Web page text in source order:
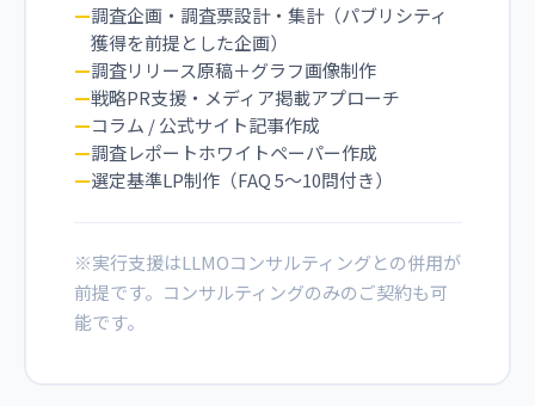
調査企画・調査票設計・集計（パブリシティ
獲得を前提とした企画）
調査リリース原稿＋グラフ画像制作
戦略PR支援・メディア掲載アプローチ
コラム / 公式サイト記事作成
調査レポートホワイトペーパー作成
選定基準LP制作（FAQ 5〜10問付き）
※実行支援はLLMOコンサルティングとの併用が
前提です。コンサルティングのみのご契約も可
能です。